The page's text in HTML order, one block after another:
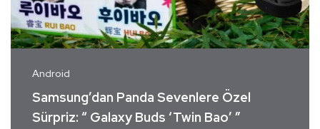
Android
Samsung’dan Panda Sevenlere Özel
Sürpriz: “ Galaxy Buds ‘Twin Bao’ ”